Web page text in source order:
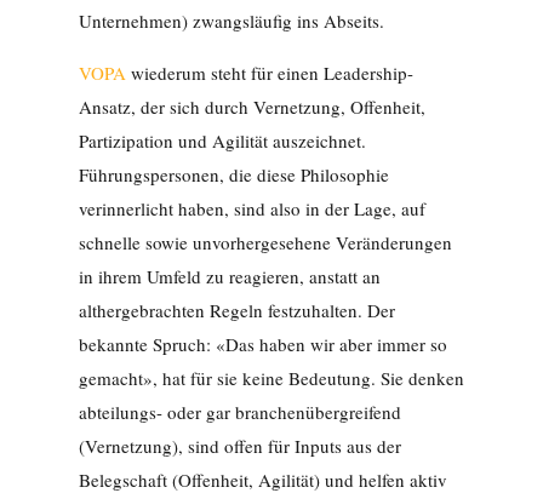
Unternehmen) zwangsläufig ins Abseits.
VOPAwiederum steht für einen Leadership-
Ansatz, der sich durch Vernetzung, Offenheit,
Partizipation und Agilität auszeichnet.
Führungspersonen, die diese Philosophie
verinnerlicht haben, sind also in der Lage, auf
schnelle sowie unvorhergesehene Veränderungen
in ihrem Umfeld zu reagieren, anstatt an
althergebrachten Regeln festzuhalten. Der
bekannte Spruch: «Das haben wir aber immer so
gemacht», hat für sie keine Bedeutung. Sie denken
abteilungs- oder gar branchenübergreifend
(Vernetzung), sind offen für Inputs aus der
Belegschaft (Offenheit, Agilität) und helfen aktiv